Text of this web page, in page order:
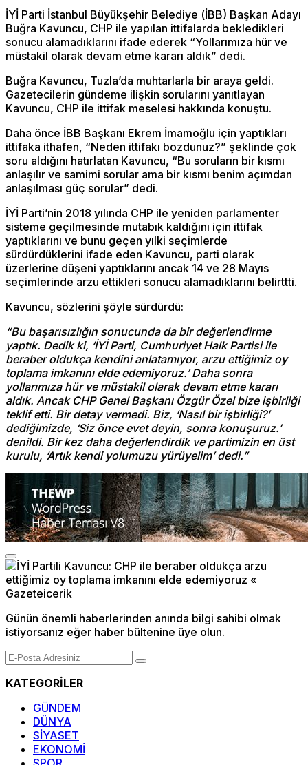
İYİ Parti İstanbul Büyükşehir Belediye (İBB) Başkan Adayı
Buğra Kavuncu, CHP ile yapılan ittifalarda bekledikleri
sonucu alamadıklarını ifade ederek “Yollarımıza hür ve
müstakil olarak devam etme kararı aldık” dedi.
Buğra Kavuncu, Tuzla’da muhtarlarla bir araya geldi.
Gazetecilerin gündeme ilişkin sorularını yanıtlayan
Kavuncu, CHP ile ittifak meselesi hakkında konuştu.
Daha önce İBB Başkanı Ekrem İmamoğlu için yaptıkları
ittifaka ithafen, “Neden ittifakı bozdunuz?” şeklinde çok
soru aldığını hatırlatan Kavuncu, “Bu soruların bir kısmı
anlaşılır ve samimi sorular ama bir kısmı benim açımdan
anlaşılması güç sorular” dedi.
İYİ Parti’nin 2018 yılında CHP ile yeniden parlamenter
sisteme geçilmesinde mutabık kaldığını için ittifak
yaptıklarını ve bunu geçen yılki seçimlerde
sürdürdüklerini ifade eden Kavuncu, parti olarak
üzerlerine düşeni yaptıklarını ancak 14 ve 28 Mayıs
seçimlerinde arzu ettikleri sonucu alamadıklarını belirttti.
Kavuncu, sözlerini şöyle sürdürdü:
“Bu başarısızlığın sonucunda da bir değerlendirme
yaptık. Dedik ki, ‘İYİ Parti, Cumhuriyet Halk Partisi ile
beraber oldukça kendini anlatamıyor, arzu ettiğimiz oy
toplama imkanını elde edemiyoruz.’ Daha sonra
yollarımıza hür ve müstakil olarak devam etme kararı
aldık. Ancak CHP Genel Başkanı Özgür Özel bize işbirliği
teklif etti. Bir detay vermedi. Biz, ‘Nasıl bir işbirliği?’
dediğimizde, ‘Siz önce evet deyin, sonra konuşuruz.’
denildi. Bir kez daha değerlendirdik ve partimizin en üst
kurulu, ‘Artık kendi yolumuzu yürüyelim’ dedi.”
Günün önemli haberlerinden anında bilgi sahibi olmak
istiyorsanız eğer haber bültenine üye olun.
KATEGORİLER
GÜNDEM
DÜNYA
SİYASET
EKONOMİ